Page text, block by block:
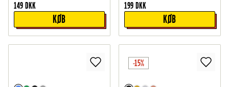
149 DKK
KØB
199 DKK
KØB
-15%